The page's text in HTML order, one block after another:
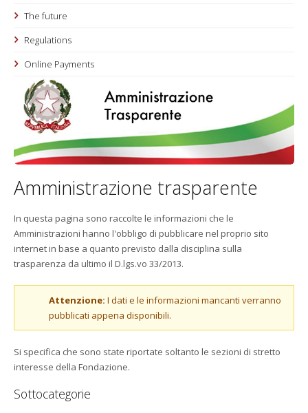
The future
Regulations
Online Payments
Amministrazione trasparente
In questa pagina sono raccolte le informazioni che le
Amministrazioni hanno l'obbligo di pubblicare nel proprio sito
internet in base a quanto previsto dalla disciplina sulla
trasparenza da ultimo il D.lgs.vo 33/2013.
Attenzione: I dati e le informazioni mancanti verranno
pubblicati appena disponibili.
Si specifica che sono state riportate soltanto le sezioni di stretto
interesse della Fondazione.
Sottocategorie